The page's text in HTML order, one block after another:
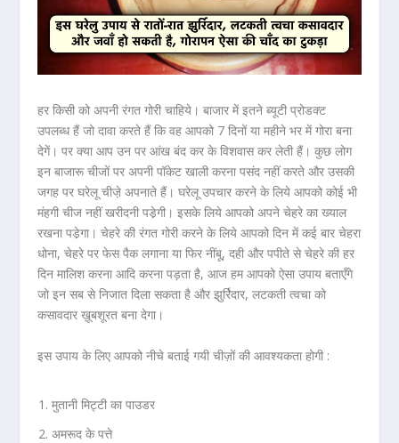
हर किसी को अपनी रंगत गोरी चाहिये। बाजार में इतने ब्‍यूटी प्रोडक्‍ट
उपलब्‍ध हैं जो दावा करते हैं कि वह आपको 7 दिनों या महीने भर में गोरा बना
देगें। पर क्‍या आप उन पर आंख बंद कर के विशवास कर लेती हैं। कुछ लोग
इन बाजारू चीजों पर अपनी पॉकेट खाली करना पसंद नहीं करते और उसकी
जगह पर घरेलू चीजे़ अपनाते हैं। घरेलू उपचार करने के लिये आपको कोई भी
मंहगी चीज नहीं खरीदनी पडे़गी। इसके लिये आपको अपने चेहरे का ख्‍याल
रखना पडे़गा। चेहरे की रंगत गोरी करने के लिये आपको दिन में कई बार चेहरा
धोना, चेहरे पर फेस पैक लगाना या फिर नींबू, दही और पपीते से चेहरे की हर
दिन मालिश करना आदि करना पड़ता है, आज हम आपको ऐसा उपाय बताएँगे
जो इन सब से निजात दिला सकता है और झुर्रिदार, लटकती त्वचा को
कसावदार ख़ूबशूरत बना देगा।
इस उपाय के लिए आपको नीचे बताई गयी चीज़ों की आवश्यकता होगी :
मुतानी मिट्टी का पाउडर
अमरूद के पत्ते